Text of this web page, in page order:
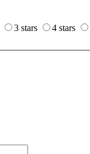
3 stars 4 stars